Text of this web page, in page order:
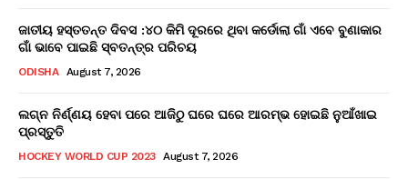
ଜାତୀୟ ହସ୍ତତନ୍ତ ଦିବସ :୪୦ କିମି ଦୂରରେ ଥିବା କର୍ଡୋଲା ଗାଁ ଏବେ ବୁଣାକାର
ଗାଁ ଭାବେ ପାଇଛି ସ୍ବତନ୍ତ୍ର ପରିଚୟ
ODISHA August 7, 2026
ଲଗ୍ନ ନିର୍ଣ୍ଣୟ ହେବା ପରେ ଆଜିଠୁ ଘରେ ଘରେ ଆରମ୍ଭ ହୋଇଛି ନୁଆଁଖାଇ
ପ୍ରସ୍ତୁତି
HOCKEY WORLD CUP 2023 August 7, 2026